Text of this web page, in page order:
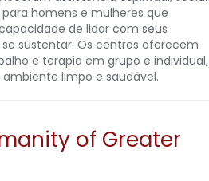
homens e mulheres que
de lidar com seus
sustentar. Os centros oferecem
e terapia em grupo e individual,
limpo e saudável.
of Greater